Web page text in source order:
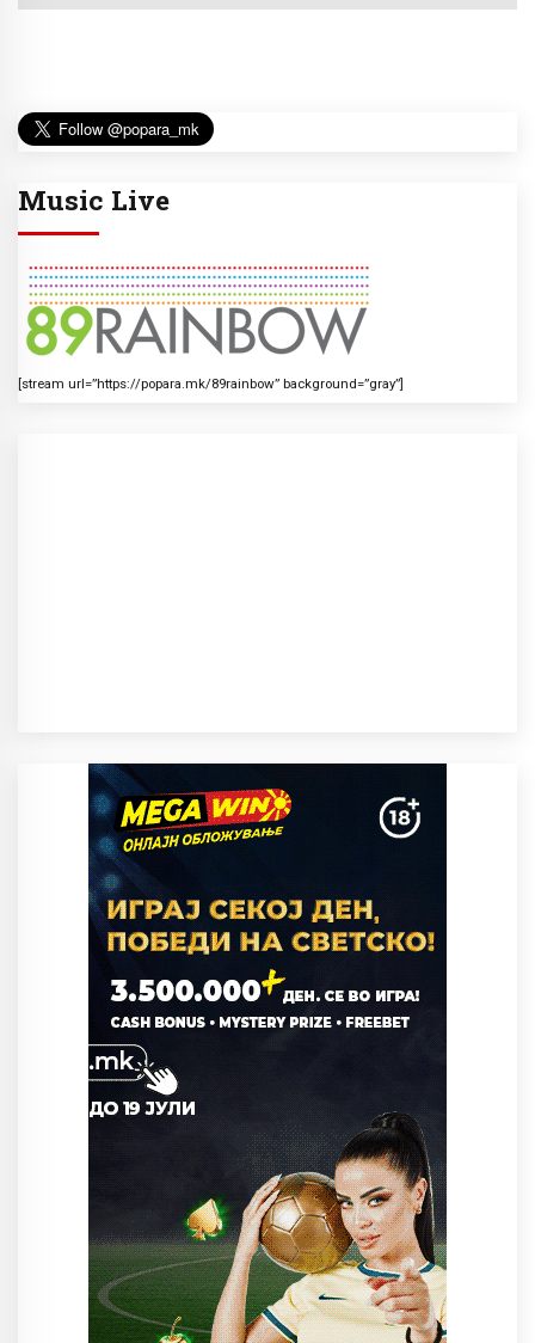
Music Live
[stream url=”https://popara.mk/89rainbow” background=”gray”]